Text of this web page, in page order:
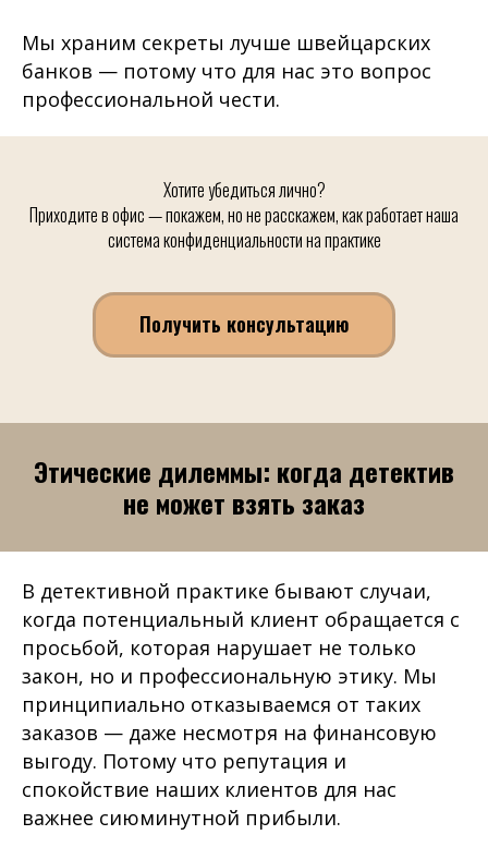
Мы храним секреты лучше швейцарских
банков — потому что для нас это вопрос
профессиональной чести.
Хотите убедиться лично?
Приходите в офис — покажем, но не расскажем, как работает наша
система конфиденциальности на практике
Получить консультацию
Этические дилеммы: когда детектив
не может взять заказ
В детективной практике бывают случаи,
когда потенциальный клиент обращается с
просьбой, которая нарушает не только
закон, но и профессиональную этику. Мы
принципиально отказываемся от таких
заказов — даже несмотря на финансовую
выгоду. Потому что репутация и
спокойствие наших клиентов для нас
важнее сиюминутной прибыли.